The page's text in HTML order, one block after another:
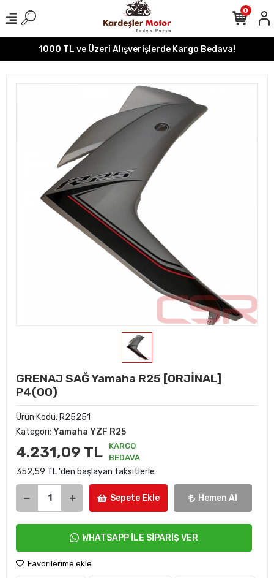
1000 TL ve Üzeri Alışverişlerde Kargo Bedava!
0
GRENAJ SAĞ Yamaha R25 [ORJİNAL]
P4(00)
Ürün Kodu: R25251
Kategori: Yamaha YZF R25
4.231,09 TL
KARGO
BEDAVA
352,59 TL 'den başlayan taksitlerle
Sepete Ekle Hemen Al
WHATSAPP İLE SİPARİŞ VER
Favorilerime ekle